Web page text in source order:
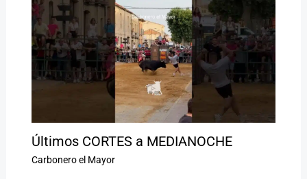
Últimos CORTES a MEDIANOCHE
Carbonero el Mayor